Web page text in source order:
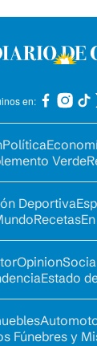
en:
Política
Verde
Deportiva
Recetas
Opinion
Estado
Fúnebres y